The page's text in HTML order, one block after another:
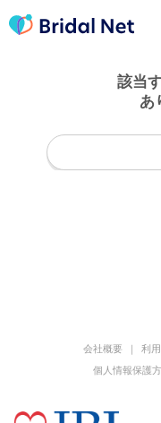
該当
あ
会社概要 利
個人情報保護